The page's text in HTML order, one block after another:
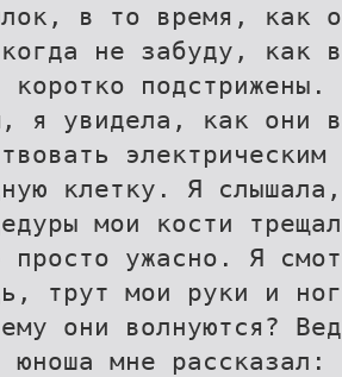
в то время, как
не забуду, как
коротко
я увидела, как они
клетку. Я
мои кости
просто ужасно. Я
трут мои руки и
они волнуются?
юноша мне рассказал: